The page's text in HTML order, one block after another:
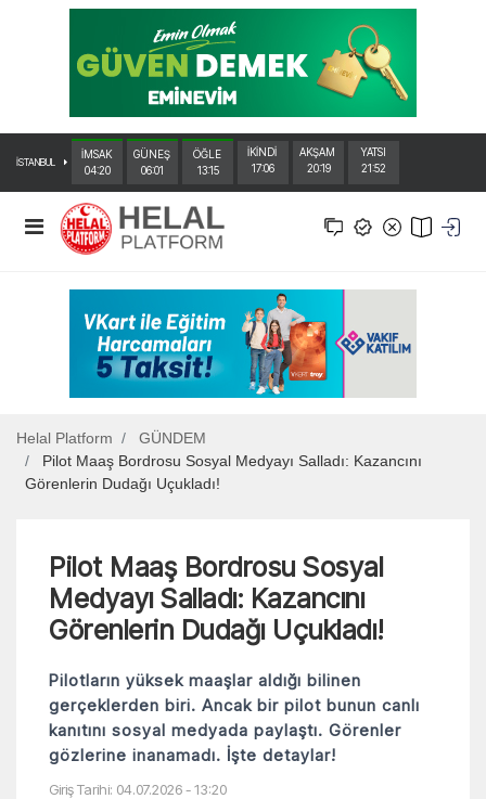
İSTANBUL
İMSAK
04:20
GÜNEŞ
06:01
ÖĞLE
13:15
İKİNDİ
17:06
AKŞAM
20:19
YATSI
21:52
Helal Platform
GÜNDEM
Pilot Maaş Bordrosu Sosyal Medyayı Salladı: Kazancını
Görenlerin Dudağı Uçukladı!
Pilot Maaş Bordrosu Sosyal
Medyayı Salladı: Kazancını
Görenlerin Dudağı Uçukladı!
Pilotların yüksek maaşlar aldığı bilinen
gerçeklerden biri. Ancak bir pilot bunun canlı
kanıtını sosyal medyada paylaştı. Görenler
gözlerine inanamadı. İşte detaylar!
Giriş Tarihi: 04.07.2026 - 13:20